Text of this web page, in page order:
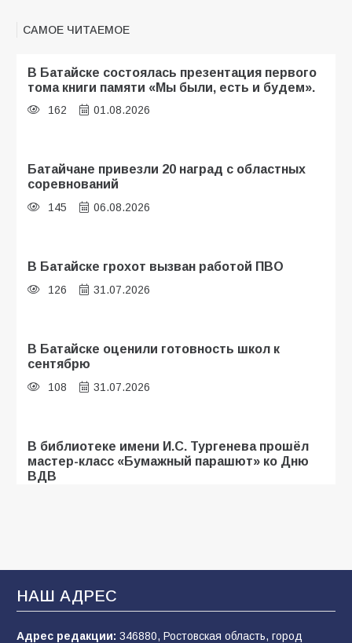
САМОЕ ЧИТАЕМОЕ
В Батайске состоялась презентация первого
тома книги памяти «Мы были, есть и будем».
162 01.08.2026
Батайчане привезли 20 наград с областных
соревнований
145 06.08.2026
В Батайске грохот вызван работой ПВО
126 31.07.2026
В Батайске оценили готовность школ к
сентябрю
108 31.07.2026
В библиотеке имени И.С. Тургенева прошёл
мастер-класс «Бумажный парашют» ко Дню
ВДВ
образовательного кластера
106 05.08.2026
НАШ АДРЕС
Адрес редакции: 346880, Ростовская область, город